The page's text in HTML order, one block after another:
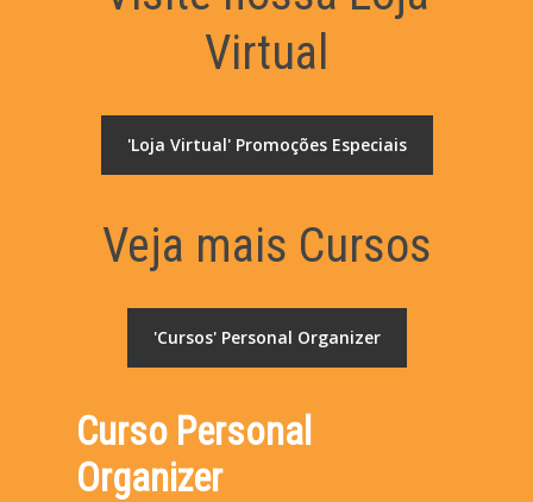
Virtual
'Loja Virtual' Promoções Especiais
Veja mais Cursos
'Cursos' Personal Organizer
Curso Personal
Organizer